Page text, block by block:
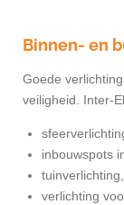
Binnen- en
Goede
veiligheid. Inter-
inbouwspots
verlichting